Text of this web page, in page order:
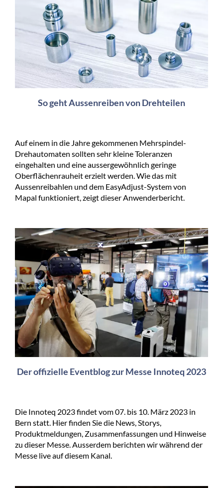
So geht Aussenreiben von Drehteilen
Auf einem in die Jahre gekommenen Mehrspindel-
Drehautomaten sollten sehr kleine Toleranzen
eingehalten und eine aussergewöhnlich geringe
Oberflächenrauheit erzielt werden. Wie das mit
Aussenreibahlen und dem EasyAdjust-System von
Mapal funktioniert, zeigt dieser Anwenderbericht.
Der offizielle Eventblog zur Messe Innoteq 2023
Die Innoteq 2023 findet vom 07. bis 10. März 2023 in
Bern statt. Hier finden Sie die News, Storys,
Produktmeldungen, Zusammenfassungen und Hinweise
zu dieser Messe. Ausserdem berichten wir während der
Messe live auf diesem Kanal.